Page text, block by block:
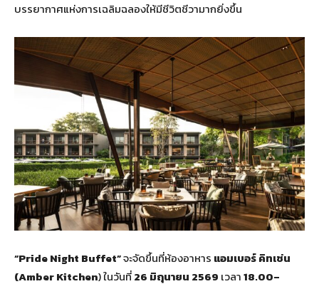
บรรยากาศแห่งการเฉลิมฉลองให้มีชีวิตชีวามากยิ่งขึ้น
“Pride Night Buffet”จะจัดขึ้นที่ห้องอาหาร แอมเบอร์ คิทเช่น
(Amber Kitchen) ในวันที่26 มิถุนายน 2569 เวลา18.00–